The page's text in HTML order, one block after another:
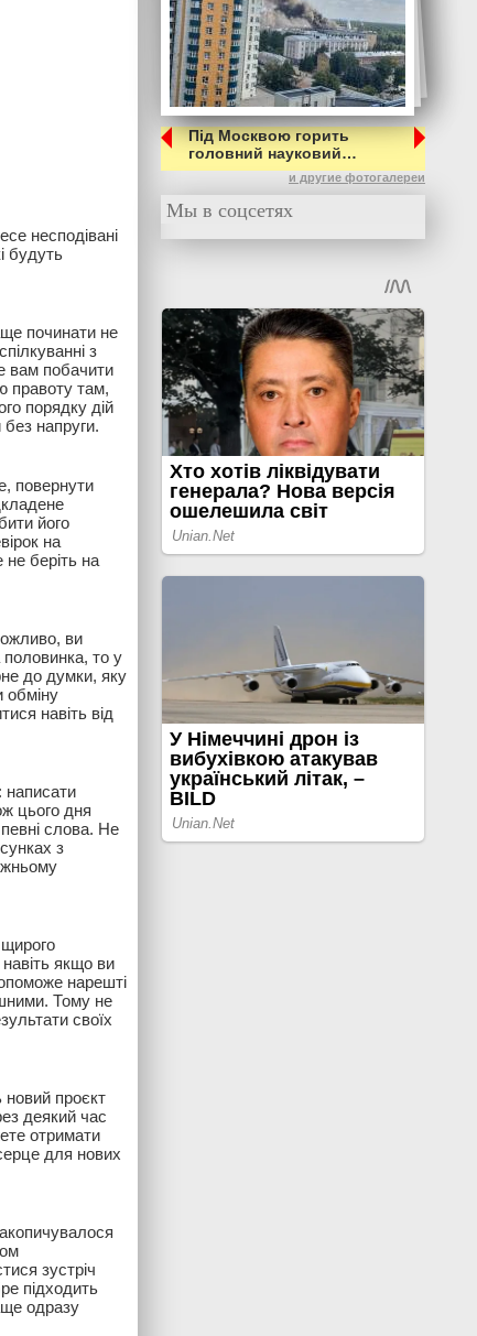
несподівані
будуть
починати не
з
вам побачити
правоту там,
порядку дій
напруги.
повернути
його
на
беріть на
ви
то у
до думки, яку
обміну
навіть від
написати
цього дня
слова. Не
з
якщо ви
нарешті
Тому не
своїх
новий проєкт
деякий час
отримати
для нових
зустріч
підходить
одразу
Під Москвою горить
головний науковий…
и другие фотогалереи
Мы в соцсетях